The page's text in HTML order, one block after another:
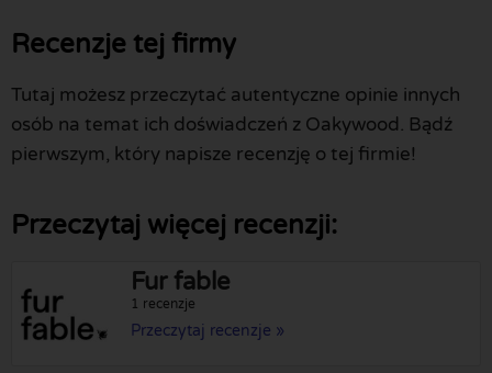
Recenzje tej firmy
Tutaj możesz przeczytać autentyczne opinie innych
osób na temat ich doświadczeń z Oakywood. Bądź
pierwszym, który napisze recenzję o tej firmie!
Przeczytaj więcej recenzji:
Fur fable
1 recenzje
Przeczytaj recenzje »